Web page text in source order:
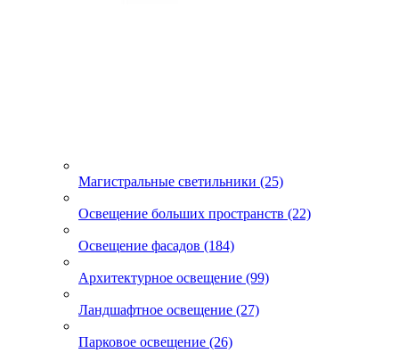
Магистральные светильники (25)
Освещение больших пространств (22)
Освещение фасадов (184)
Архитектурное освещение (99)
Ландшафтное освещение (27)
Парковое освещение (26)